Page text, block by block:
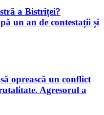
a Bistriței?
un an de contestații și
oprească un conflict
Agresorul a